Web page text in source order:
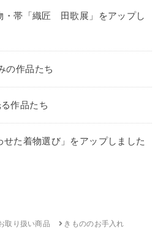
・帯「織匠 田歌展」をアップし
作品たち
作品たち
た着物選び」をアップしました
取り扱い商品 きもののお手入れ